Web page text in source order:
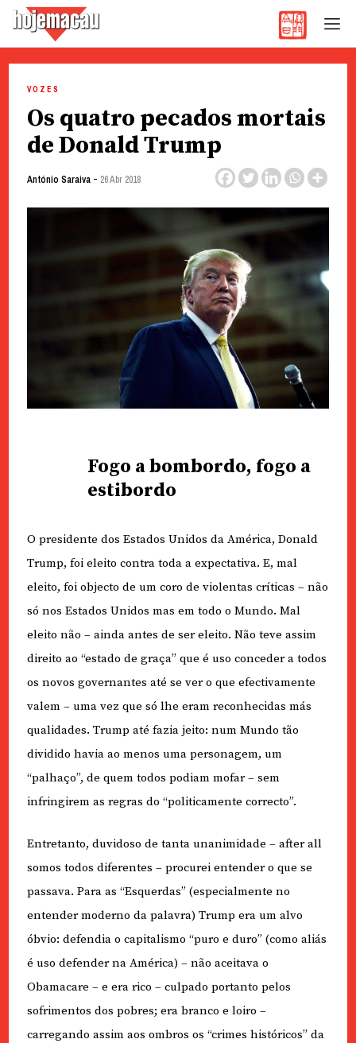
content
VOZES
Os quatro pecados mortais
de Donald Trump
António Saraiva- 26 Abr 2018
Fogo a bombordo, fogo a
estibordo
O presidente dos Estados Unidos da América, Donald
Trump, foi eleito contra toda a expectativa. E, mal
eleito, foi objecto de um coro de violentas críticas – não
só nos Estados Unidos mas em todo o Mundo. Mal
eleito não – ainda antes de ser eleito. Não teve assim
direito ao “estado de graça” que é uso conceder a todos
os novos governantes até se ver o que efectivamente
valem – uma vez que só lhe eram reconhecidas más
qualidades. Trump até fazia jeito: num Mundo tão
dividido havia ao menos uma personagem, um
“palhaço”, de quem todos podiam mofar – sem
infringirem as regras do “politicamente correcto”.
Entretanto, duvidoso de tanta unanimidade – after all
somos todos diferentes – procurei entender o que se
passava. Para as “Esquerdas” (especialmente no
entender moderno da palavra) Trump era um alvo
óbvio: defendia o capitalismo “puro e duro” (como aliás
é uso defender na América) – não aceitava o
Obamacare – e era rico – culpado portanto pelos
sofrimentos dos pobres; era branco e loiro –
carregando assim aos ombros os “crimes históricos” da